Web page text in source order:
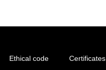
Ethical code Certificates